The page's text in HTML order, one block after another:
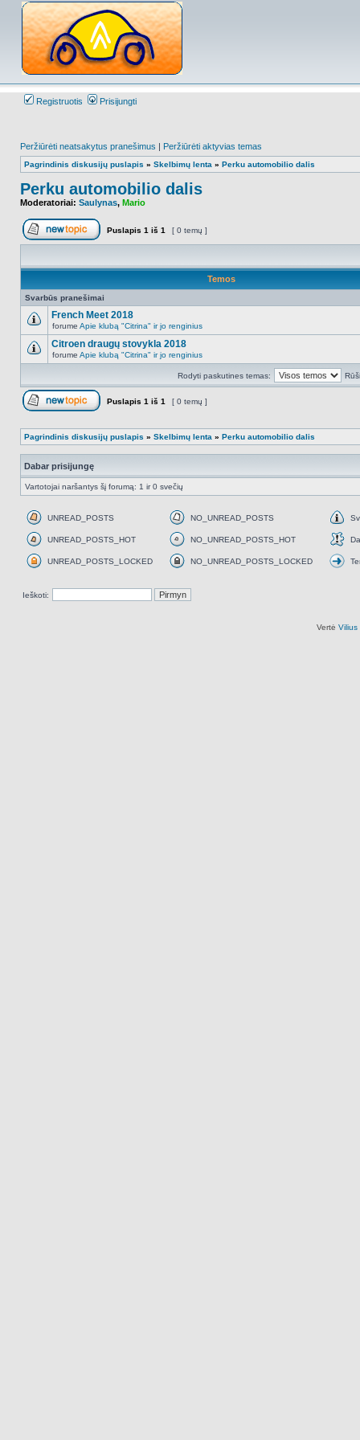
Registruotis Prisijungti
Peržiūrėti neatsakytus pranešimus | Peržiūrėti aktyvias temas
Pagrindinis diskusijų puslapis » Skelbimų lenta » Perku automobilio dalis
Perku automobilio dalis
Moderatoriai: Saulynas, Mario
Naujos temos kūrimas
Puslapis 1 iš 1 [ 0 temų ]
Temos
Svarbūs pranešimai
NO_UNREAD_POSTS
French Meet 2018
forume Apie klubą "Citrina" ir jo renginius
NO_UNREAD_POSTS
Citroen draugų stovykla 2018
forume Apie klubą "Citrina" ir jo renginius
Rodyti paskutines temas:
Puslapis 1 iš 1 [ 0 temų ]
Pagrindinis diskusijų puslapis » Skelbimų lenta » Perku automobilio dalis
Dabar prisijungę
Vartotojai naršantys šį forumą: 1 ir 0 svečių
UNREAD_POSTS
NO_UNREAD_POSTS
UNREAD_POSTS_HOT
NO_UNREAD_POSTS_HOT
UNREAD_POSTS_LOCKED
NO_UNREAD_POSTS_LOCKED
Ieškoti:
Vertė Vilius